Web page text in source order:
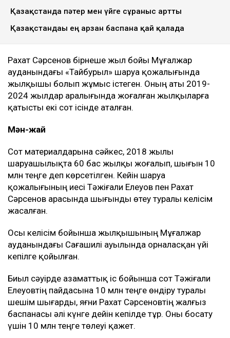
Қазақстанда пәтер мен үйге сұраныс артты
Қазақстандағы ең арзан баспана қай қалада
Рахат Сәрсенов бірнеше жыл бойы Мұғалжар
ауданындағы «Тайбурыл» шаруа қожалығында
жылқышы болып жұмыс істеген. Оның аты 2019-
2024 жылдар аралығында жоғалған жылқыларға
қатысты екі сот ісінде аталған.
Мән-жай
Сот материалдарына сәйкес, 2018 жылы
шаруашылықта 60 бас жылқы жоғалып, шығын 10
млн теңге деп көрсетілген. Кейін шаруа
қожалығының иесі Тәжіғали Елеуов пен Рахат
Сәрсенов арасында шығынды өтеу туралы келісім
жасалған.
Осы келісім бойынша жылқышының Мұғалжар
ауданындағы Сағашилі ауылында орналасқан үйі
кепілге қойылған.
Биыл сәуірде азаматтық іс бойынша сот Тәжіғали
Елеуовтің пайдасына 10 млн теңге өндіру туралы
шешім шығарды, яғни Рахат Сәрсеновтің жалғыз
баспанасы әлі күнге дейін кепілде тұр. Оны босату
үшін 10 млн теңге төлеуі қажет.